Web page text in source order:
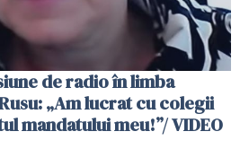
de radio în limba
„Am lucrat cu colegii
mandatului meu!”/ VIDEO